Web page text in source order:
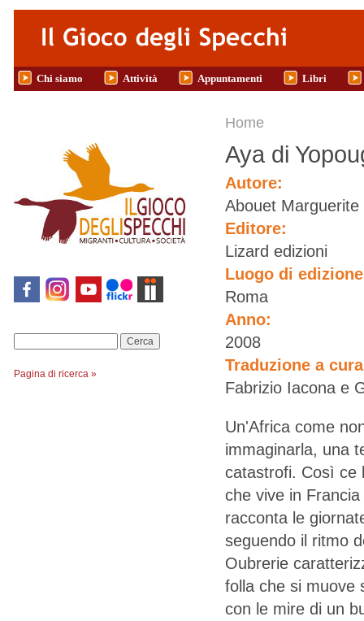
Salta al contenuto principale
Chi siamo Attività Appuntamenti Libri
Pagina di ricerca »
Tu sei qui
Home
Aya di
Autore:
Abouet
Editore:
Lizard edizioni
Luogo di
Roma
Anno:
2008
Traduzione a
Fabrizio Iacona e
Un'Africa come
immaginarla, una
catastrofi. Così ce
che vive in
racconta le
seguendo il ritmo
Oubrerie
folla che si muove
con le mire di un